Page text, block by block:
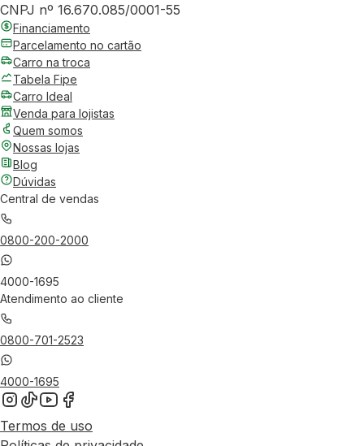
CNPJ nº 16.670.085/0001-55
Financiamento
Parcelamento no cartão
Carro na troca
Tabela Fipe
Carro Ideal
Venda para lojistas
Quem somos
Nossas lojas
Blog
Dúvidas
Central de vendas
0800-200-2000
4000-1695
Atendimento ao cliente
0800-701-2523
4000-1695
Termos de uso